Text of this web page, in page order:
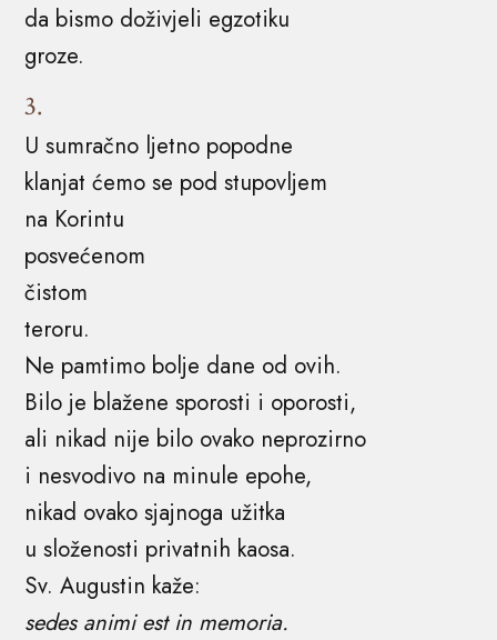
da bismo doživjeli egzotiku
groze.
3.
U sumračno ljetno popodne
klanjat ćemo se pod stupovljem
na Korintu
posvećenom
čistom
teroru.
Ne pamtimo bolje dane od ovih.
Bilo je blažene sporosti i oporosti,
ali nikad nije bilo ovako neprozirno
i nesvodivo na minule epohe,
nikad ovako sjajnoga užitka
u složenosti privatnih kaosa.
Sv. Augustin kaže:
sedes animi est in memoria.